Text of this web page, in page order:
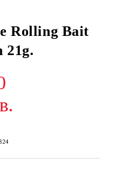
Rolling Bait
21g.